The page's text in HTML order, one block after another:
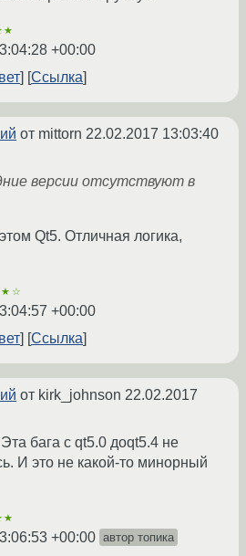
+00:00
Ссылка
от mittorn 22.02.2017 13:03:40
версии отсутствуют в
Qt5. Отличная логика,
★☆
+00:00
Ссылка
от kirk_johnson 22.02.2017
бага с qt5.0 доqt5.4 не
И это не какой-то минорный
+00:00 автор топика